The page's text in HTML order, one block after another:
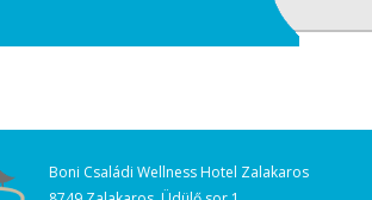
Boni Családi Wellness Hotel Zalakaros